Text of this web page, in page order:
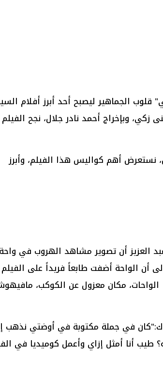
علي" قلوب الجماهير ليصبح أحد أبرز أفلام
زكي، وبإخراج أحمد نادر جلال، نجح
الأول، نستعرض أهم كواليس هذا الفيلم، وأبرز
العزيز أن تصوير مشاهد الهروب في واحة
أن الواحة أضفت طابعاً فريداً على الفيلم
الواحات، مكان معزول عن الكوكب،
في جملة مكتوبة في أوضتي نذهب
طيب أنا أمثل إزاي وأعمل كوميديا في